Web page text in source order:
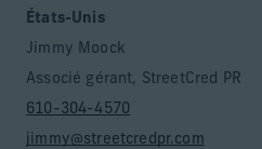
États-Unis
Jimmy Moock
Associé gérant, StreetCred PR
610-304-4570
jimmy@streetcredpr.com